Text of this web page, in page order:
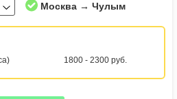
Москва → Чулым
1800 - 2300 руб.